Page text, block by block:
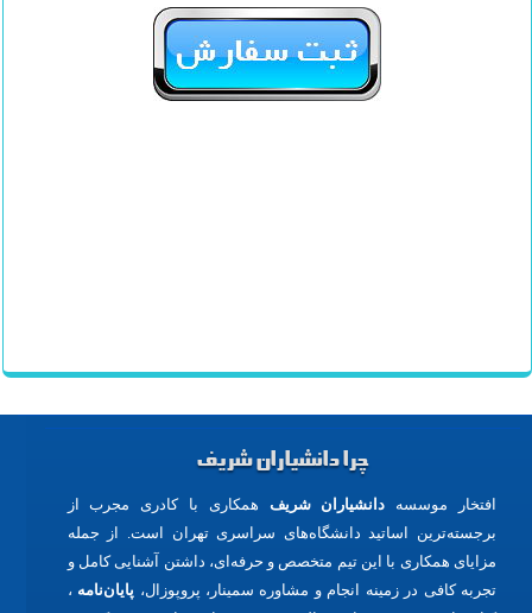
چرا دانشیاران شریف
افتخار موسسه دانشیاران شریف همکاری با کادری مجرب از
برجسته‌ترین اساتید دانشگاه‌های سراسری تهران است. از جمله
مزایای همکاری با این تیم متخصص و حرفه‌ای، داشتن آشنایی کامل و
تجربه کافی در زمینه انجام و مشاوره سمینار، پروپوزال، پایان‌نامه ،